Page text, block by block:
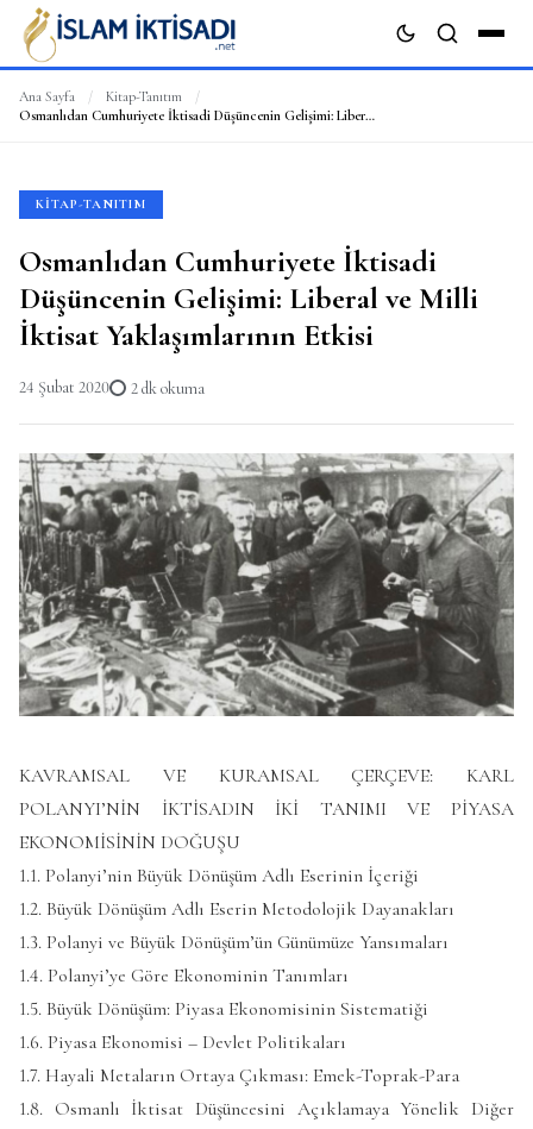
ARA
Ana Sayfa / Kitap-Tanıtım
/
Osmanlıdan Cumhuriyete İktisadi Düşüncenin Gelişimi: Liberal ve Milli İktisat Yaklaşımlarının Etkisi
KITAP-TANITIM
Osmanlıdan Cumhuriyete İktisadi
Düşüncenin Gelişimi: Liberal ve Milli
İktisat Yaklaşımlarının Etkisi
24 Şubat 2020 2 dk okuma
KAVRAMSAL VE KURAMSAL ÇERÇEVE: KARL
POLANYI’NİN İKTİSADIN İKİ TANIMI VE PİYASA
EKONOMİSİNİN DOĞUŞU
1.1. Polanyi’nin Büyük Dönüşüm Adlı Eserinin İçeriği
1.2. Büyük Dönüşüm Adlı Eserin Metodolojik Dayanakları
1.3. Polanyi ve Büyük Dönüşüm’ün Günümüze Yansımaları
1.4. Polanyi’ye Göre Ekonominin Tanımları
1.5. Büyük Dönüşüm: Piyasa Ekonomisinin Sistematiği
1.6. Piyasa Ekonomisi – Devlet Politikaları
1.7. Hayali Metaların Ortaya Çıkması: Emek-Toprak-Para
1.8. Osmanlı İktisat Düşüncesini Açıklamaya Yönelik Diğer